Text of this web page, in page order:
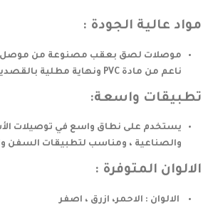
مواد عالية الجودة :
موصلات لصق بعقب مصنوعة من موصل
ناعم من مادة PVC ونهاية مطلية بالقصدير.
تطبيقات واسعة:
يستخدم على نطاق واسع في توصيلات
والصناعية ، ومناسب لتطبيقات السفن
الالوان المتوفرة :
الالوان : الاحمر، ازرق ، اصفر